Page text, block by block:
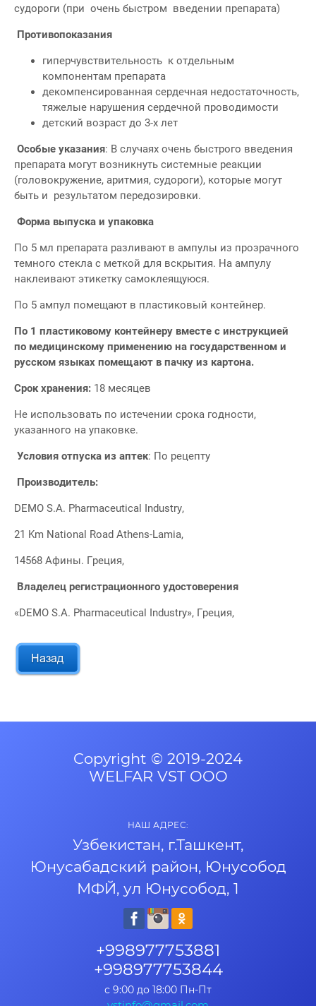
судороги (при очень быстром введении препарата)
Противопоказания
гиперчувствительность к отдельным
компонентам препарата
декомпенсированная сердечная недостаточность,
тяжелые нарушения сердечной проводимости
детский возраст до 3-х лет
Особые указания: В случаях очень быстрого введения
препарата могут возникнуть системные реакции
(головокружение, аритмия, судороги), которые могут
быть и результатом передозировки.
Форма выпуска и упаковка
По 5 мл препарата разливают в ампулы из прозрачного
темного стекла с меткой для вскрытия. На ампулу
наклеивают этикетку самоклеящуюся.
По 5 ампул помещают в пластиковый контейнер.
По 1 пластиковому контейнеру вместе с инструкцией
по медицинскому применению на государственном и
русском языках помещают в пачку из картона.
Срок хранения: 18 месяцев
Не использовать по истечении срока годности,
указанного на упаковке.
Условия отпуска из аптек: По рецепту
Производитель:
DEMO S.A. Pharmaceutical Industry,
21 Km National Road Athens-Lamia,
14568 Афины. Греция,
Владелец регистрационного удостоверения
«DEMO S.A. Pharmaceutical Industry», Греция,
Copyright © 2019-2024
WELFAR VST OOO
НАШ АДРЕС:
Узбекистан, г.Ташкент,
Юнусабадский район, Юнусобод
МФЙ, ул Юнусобод, 1
+998977753881
+998977753844
с 9:00 до 18:00 Пн-Пт